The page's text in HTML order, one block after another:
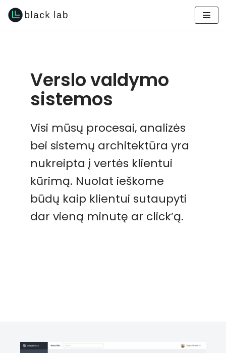
Verslo valdymo
sistemos
Visi mūsų procesai, analizės
bei sistemų architektūra yra
nukreipta į vertės klientui
kūrimą. Nuolat ieškome
būdų kaip klientui sutaupyti
dar vieną minutę ar click’ą.